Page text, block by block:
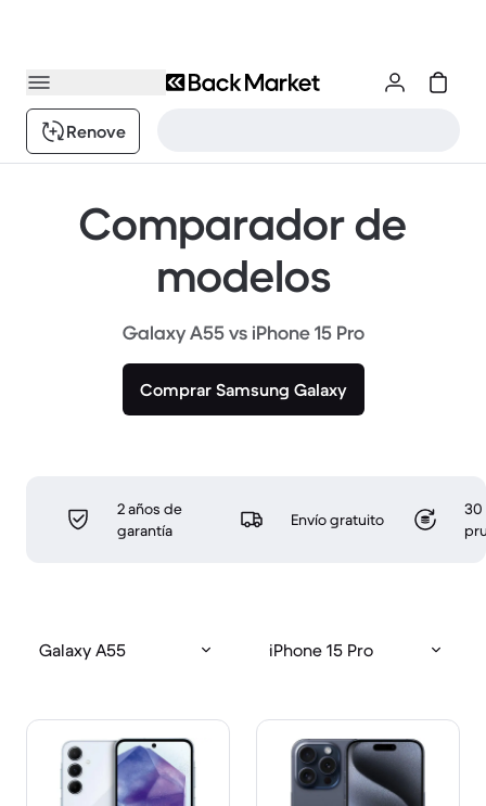
Renove
Comparador de
modelos
Galaxy A55 vs iPhone 15 Pro
Comprar Samsung Galaxy
2 años de
garantía
Envío gratuito
30
Galaxy A55 iPhone 15 Pro